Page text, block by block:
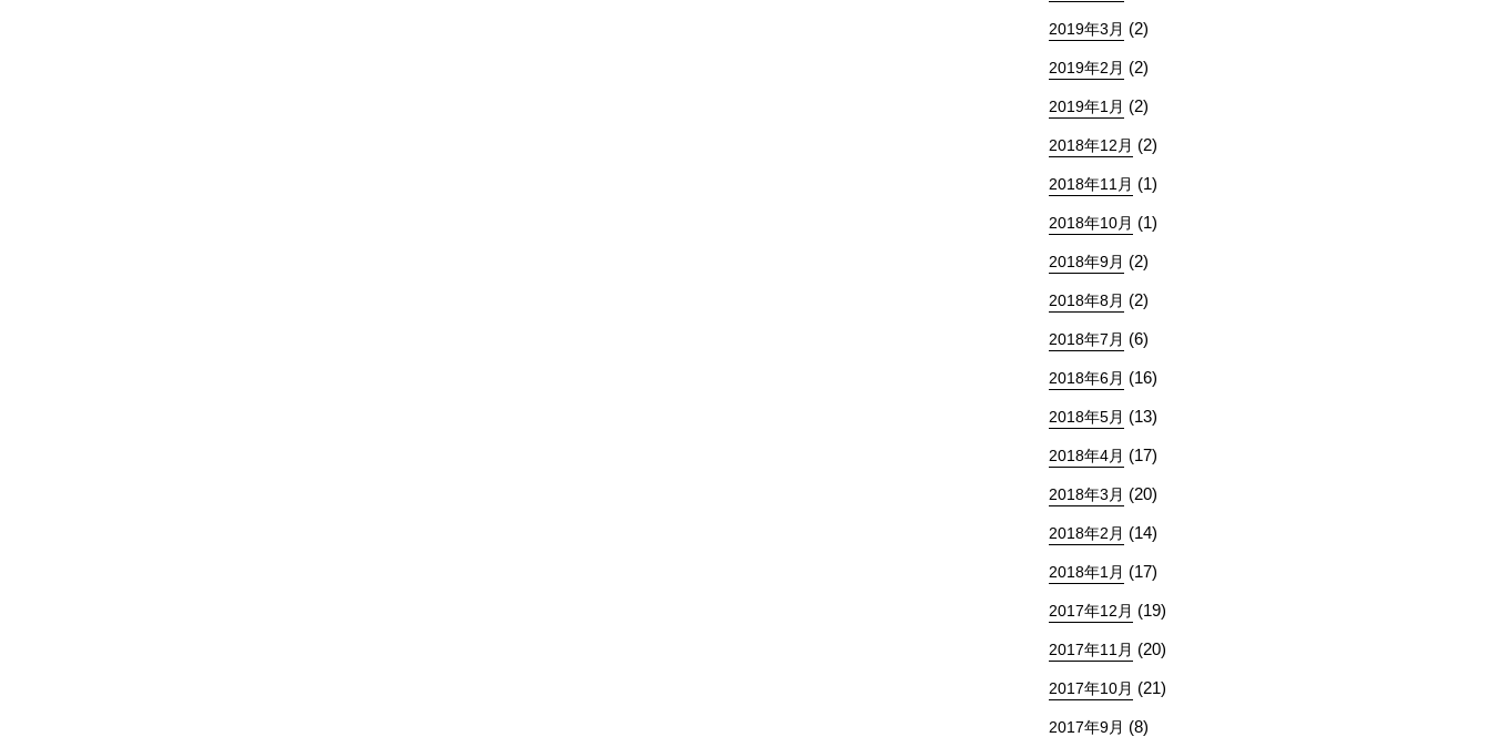
2019年3月 (2)
2019年2月 (2)
2019年1月 (2)
2018年12月 (2)
2018年11月 (1)
2018年10月 (1)
2018年9月 (2)
2018年8月 (2)
2018年7月 (6)
2018年6月 (16)
2018年5月 (13)
2018年4月 (17)
2018年3月 (20)
2018年2月 (14)
2018年1月 (17)
2017年12月 (19)
2017年11月 (20)
2017年10月 (21)
2017年9月 (8)